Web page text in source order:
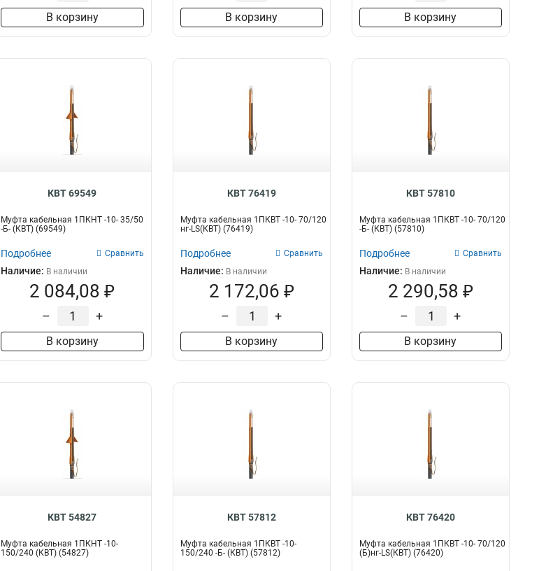
В корзину В корзину В корзину
КВТ 69549
Муфта кабельная 1ПКНТ -10- 35/50
-Б- (КВТ) (69549)
Подробнее Сравнить
Наличие: В наличии
2 084,08 ₽
– +
В корзину
КВТ 76419
Муфта кабельная 1ПКВТ -10- 70/120
нг-LS(КВТ) (76419)
Подробнее Сравнить
Наличие: В наличии
2 172,06 ₽
– +
В корзину
КВТ 57810
Муфта кабельная 1ПКВТ -10- 70/120
-Б- (КВТ) (57810)
Подробнее Сравнить
Наличие: В наличии
2 290,58 ₽
– +
В корзину
КВТ 54827
Муфта кабельная 1ПКНТ -10-
150/240 (КВТ) (54827)
КВТ 57812
Муфта кабельная 1ПКВТ -10-
150/240 -Б- (КВТ) (57812)
КВТ 76420
Муфта кабельная 1ПКВТ -10- 70/120
(Б)нг-LS(КВТ) (76420)